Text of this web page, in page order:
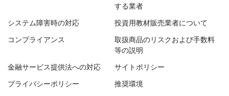
する業者
システム障害時の対応 投資用教材販売業者について
コンプライアンス
取扱商品のリスクおよび手数料
等の説明
金融サービス提供法への対応 サイトポリシー
プライバシーポリシー 推奨環境